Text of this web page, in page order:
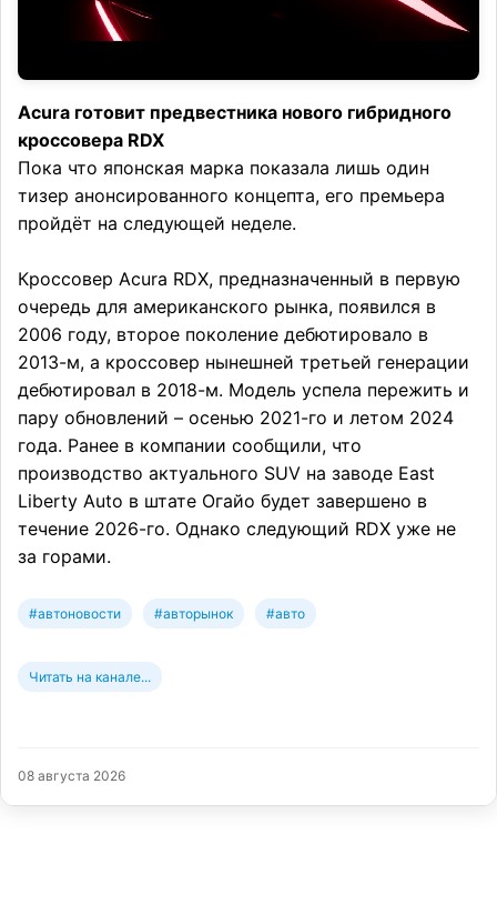
Acura готовит предвестника нового гибридного
кроссовера RDX
Пока что японская марка показала лишь один
тизер анонсированного концепта, его премьера
пройдёт на следующей неделе.
Кроссовер Acura RDX, предназначенный в первую
очередь для американского рынка, появился в
2006 году, второе поколение дебютировало в
2013-м, а кроссовер нынешней третьей генерации
дебютировал в 2018-м. Модель успела пережить и
пару обновлений – осенью 2021-го и летом 2024
года. Ранее в компании сообщили, что
производство актуального SUV на заводе East
Liberty Auto в штате Огайо будет завершено в
течение 2026-го. Однако следующий RDX уже не
за горами.
#автоновости #авторынок #авто
Читать на канале...
08 августа 2026